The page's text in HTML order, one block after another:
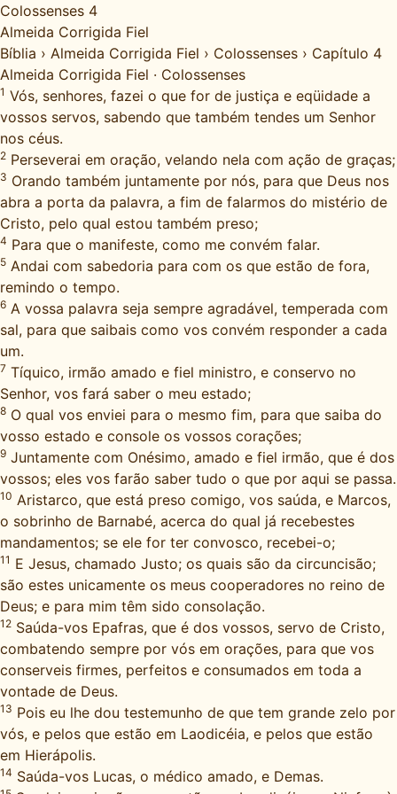
Colossenses 4
Almeida Corrigida Fiel
Bíblia › Almeida Corrigida Fiel › Colossenses › Capítulo 4
Almeida Corrigida Fiel · Colossenses
1 Vós, senhores, fazei o que for de justiça e eqüidade a
vossos servos, sabendo que também tendes um Senhor
nos céus.
2 Perseverai em oração, velando nela com ação de graças;
3 Orando também juntamente por nós, para que Deus nos
abra a porta da palavra, a fim de falarmos do mistério de
Cristo, pelo qual estou também preso;
4 Para que o manifeste, como me convém falar.
5 Andai com sabedoria para com os que estão de fora,
remindo o tempo.
6 A vossa palavra seja sempre agradável, temperada com
sal, para que saibais como vos convém responder a cada
um.
7 Tíquico, irmão amado e fiel ministro, e conservo no
Senhor, vos fará saber o meu estado;
8 O qual vos enviei para o mesmo fim, para que saiba do
vosso estado e console os vossos corações;
9 Juntamente com Onésimo, amado e fiel irmão, que é dos
vossos; eles vos farão saber tudo o que por aqui se passa.
10 Aristarco, que está preso comigo, vos saúda, e Marcos,
o sobrinho de Barnabé, acerca do qual já recebestes
mandamentos; se ele for ter convosco, recebei-o;
11 E Jesus, chamado Justo; os quais são da circuncisão;
são estes unicamente os meus cooperadores no reino de
Deus; e para mim têm sido consolação.
12 Saúda-vos Epafras, que é dos vossos, servo de Cristo,
combatendo sempre por vós em orações, para que vos
conserveis firmes, perfeitos e consumados em toda a
vontade de Deus.
13 Pois eu lhe dou testemunho de que tem grande zelo por
vós, e pelos que estão em Laodicéia, e pelos que estão
em Hierápolis.
14 Saúda-vos Lucas, o médico amado, e Demas.